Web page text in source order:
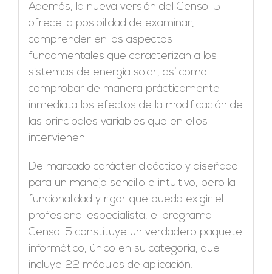
Además, la nueva versión del Censol 5
ofrece la posibilidad de examinar,
comprender en los aspectos
fundamentales que caracterizan a los
sistemas de energía solar, así como
comprobar de manera prácticamente
inmediata los efectos de la modificación de
las principales variables que en ellos
intervienen.
De marcado carácter didáctico y diseñado
para un manejo sencillo e intuitivo, pero la
funcionalidad y rigor que pueda exigir el
profesional especialista, el programa
Censol 5 constituye un verdadero paquete
informático, único en su categoría, que
incluye 22 módulos de aplicación.